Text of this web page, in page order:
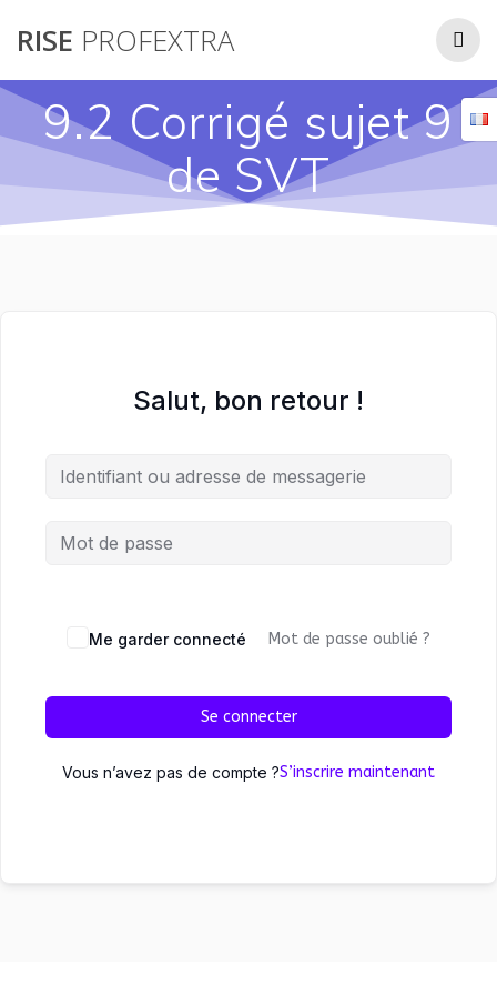
RISE PROFEXTRA
9.2 Corrigé sujet 9
de SVT
Salut, bon retour !
Me garder connecté Mot de passe oublié ?
Se connecter
Vous n’avez pas de compte ?S’inscrire maintenant